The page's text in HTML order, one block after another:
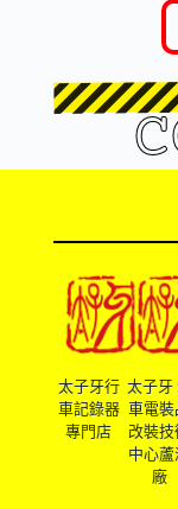
太子牙行
車記錄器
專門店
太子牙
車電裝
改裝技
中心蘆
廠